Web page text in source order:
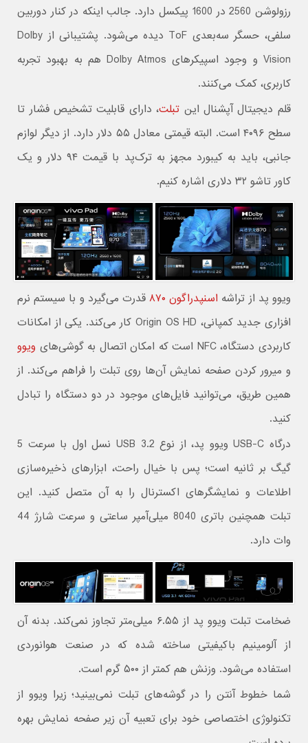
رزولوشن 2560 در 1600 پیکسل دارد. جالب اینکه در کنار دوربین
سلفی، حسگر سه‌بعدی ToF دیده می‌شود. پشتیبانی از Dolby
Vision و وجود اسپیکرهای Dolby Atmos هم به بهبود تجربه
کاربری، کمک می‌کنند.
قلم دیجیتال آپشنال این تبلت، دارای قابلیت تشخیص فشار تا
سطح ۴۰۹۶ است. البته قیمتی معادل ۵۵ دلار دارد. از دیگر لوازم
جانبی، باید به کیبورد مجهز به ترک‌پد با قیمت ۹۴ دلار و یک
کاور تاشو ۳۲ دلاری اشاره کنیم.
ویوو پد از تراشه اسنپدراگون ۸۷۰
قدرت می‌گیرد و با سیستم نرم
افزاری جدید کمپانی، Origin OS HD کار می‌کند. یکی از امکانات
کاربردی دستگاه، NFC است که امکان اتصال به گوشی‌های
ویوو
و میرور کردن صفحه نمایش آن‌ها روی تبلت را فراهم می‌کند. از
همین طریق، می‌توانید فایل‌های موجود در دو دستگاه را تبادل
کنید.
درگاه USB-C ویوو پد، از نوع USB 3.2 نسل اول با سرعت 5
گیگ بر ثانیه است؛ پس با خیال راحت، ابزارهای ذخیره‌سازی
اطلاعات و نمایشگرهای اکسترنال را به آن متصل کنید. این
تبلت همچنین باتری 8040 میلی‌آمپر ساعتی و سرعت شارژ 44
وات دارد.
ضخامت تبلت ویوو پد از ۶.۵۵ میلی‌متر تجاوز نمی‌کند. بدنه آن
از آلومینیم باکیفیتی ساخته شده که در صنعت هوانوردی
استفاده می‌شود. وزنش هم کمتر از ۵۰۰ گرم است.
شما خطوط آنتن را در گوشه‌های تبلت نمی‌بینید؛ زیرا ویوو از
تکنولوژی اختصاصی خود برای تعبیه آن زیر صفحه نمایش بهره